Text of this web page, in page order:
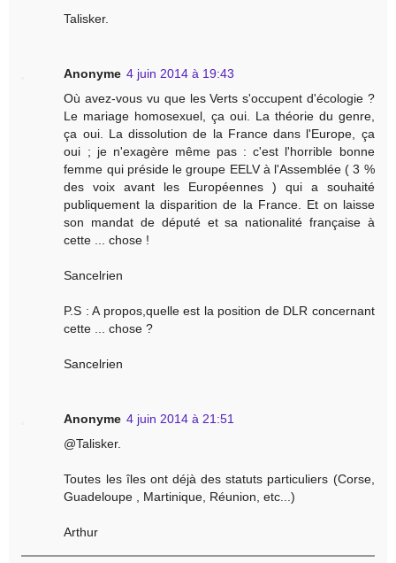
Talisker.
Anonyme 4 juin 2014 à 19:43
Où avez-vous vu que les Verts s'occupent d'écologie ?
Le mariage homosexuel, ça oui. La théorie du genre,
ça oui. La dissolution de la France dans l'Europe, ça
oui ; je n'exagère même pas : c'est l'horrible bonne
femme qui préside le groupe EELV à l'Assemblée ( 3 %
des voix avant les Européennes ) qui a souhaité
publiquement la disparition de la France. Et on laisse
son mandat de député et sa nationalité française à
cette ... chose !
Sancelrien
P.S : A propos,quelle est la position de DLR concernant
cette ... chose ?
Sancelrien
Anonyme 4 juin 2014 à 21:51
@Talisker.
Toutes les îles ont déjà des statuts particuliers (Corse,
Guadeloupe , Martinique, Réunion, etc...)
Arthur